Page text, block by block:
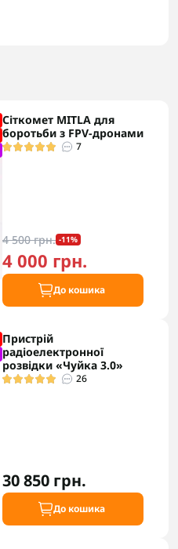
Сіткомет MITLA для
боротьби з FPV-дронами
7
4 500 грн. -11%
4 000 грн.
До кошика
Пристрій
радіоелектронної
розвідки «Чуйка 3.0»
26
30 850 грн.
До кошика